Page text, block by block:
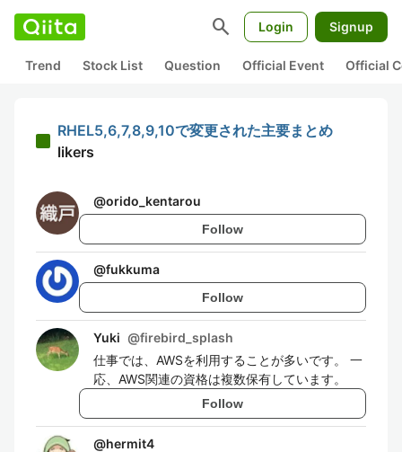
search Login Signup
Trend Stock List Question Official Event Official
RHEL5,6,7,8,9,10で変更された主要まとめ
likers
@orido_kentarou
Follow
@fukkuma
Follow
Yuki @firebird_splash
仕事では、AWSを利用することが多いです。 一
応、AWS関連の資格は複数保有しています。
Follow
@hermit4